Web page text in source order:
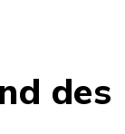
des